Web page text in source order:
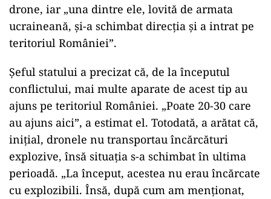
drone, iar „una dintre ele, lovită de armata
ucraineană, și-a schimbat direcția și a intrat pe
teritoriul României”.
Șeful statului a precizat că, de la începutul
conflictului, mai multe aparate de acest tip au
ajuns pe teritoriul României. „Poate 20-30 care
au ajuns aici”, a estimat el. Totodată, a arătat că,
inițial, dronele nu transportau încărcături
explozive, însă situația s-a schimbat în ultima
perioadă. „La început, acestea nu erau încărcate
cu explozibili. Însă, după cum am menționat,